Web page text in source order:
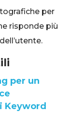
per
risponde più
per un
Keyword